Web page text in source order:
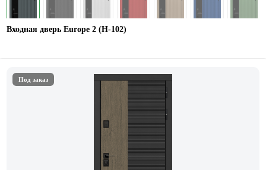
Входная дверь Europe 2 (Н-102)
Под заказ